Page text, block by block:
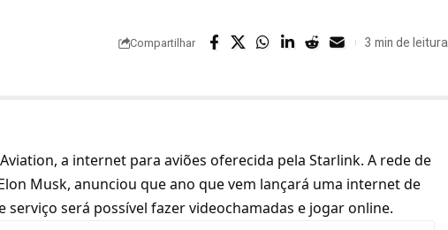
Compartilhar 3 min de leitura
a internet para aviões oferecida pelaStarlink. A rede de
Musk, anunciou que ano que vem lançará uma internet de
serviço será possível fazer videochamadas e jogar online.